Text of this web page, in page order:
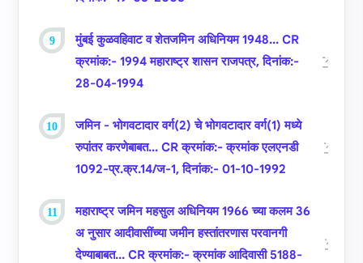
मुंबई कुळवहिवाट व शेतजमिन अधिनियम 1948... CR
क्रमांक:- 1994 महाराष्‍ट्र शासन राजपत्र, दिनांक:-
28-04-1994
जमिन - भोगवटादार वर्ग(2) चे भोगवटादार वर्ग(1) मध्‍ये
रुपांतर करणेबाबत... CR क्रमांक:- क्रमांक एलएनडी
1092-प्र.क्र.14/ज-1, दिनांक:- 01-10-1992
महाराष्‍ट्र जमिन महसुल अधिनियम 1966 च्‍या कलम 36
अ नुसार आदीवासींच्‍या जमीन हस्‍तांतरणास परवानगी
देण्‍याबाबत... CR क्रमांक:- क्रमांक आदिवासी 5188-